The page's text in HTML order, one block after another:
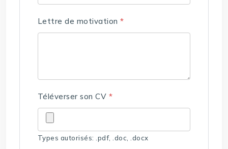
Lettre de motivation*
Téléverser son CV *
Types autorisés: .pdf, .doc, .docx